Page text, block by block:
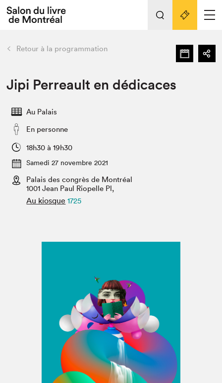
Espace exposant⋅e⋅s
Espace enseignant·e·s
L'événement
Préparer sa visite au Salon
Actualités
SLM PRO
retour Nos activités
Préparer sa visite
Salon au Palais
Projets partenaires
Liens pratiques
Retour à la programmation
Jipi Perreault en dédicaces
Au Palais
En personne
18h30 à 19h30
Samedi 27 novembre 2021
Palais des congrès de Montréal
1001 Jean Paul Riopelle Pl,
Au kiosque 1725